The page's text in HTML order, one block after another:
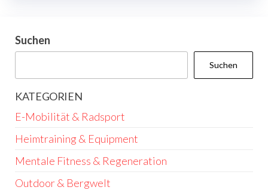
Suchen
Suchen
KATEGORIEN
E-Mobilität & Radsport
Heimtraining & Equipment
Mentale Fitness & Regeneration
Outdoor & Bergwelt